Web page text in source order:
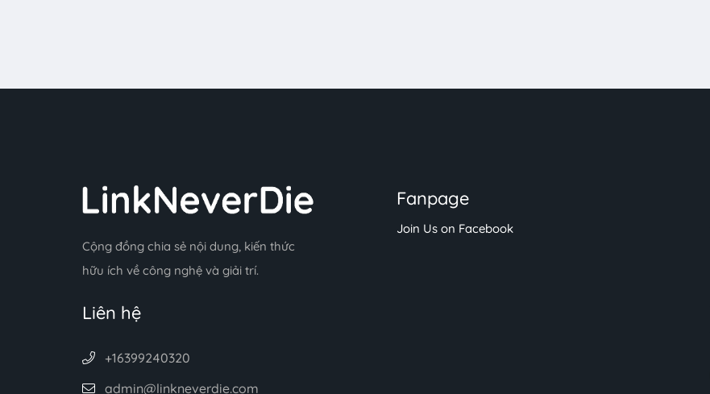
Cộng đồng chia sẻ nội dung, kiến thức
hữu ích về công nghệ và giải trí.
Liên hệ
+16399240320
admin@linkneverdie.com
Fanpage
Join Us on Facebook